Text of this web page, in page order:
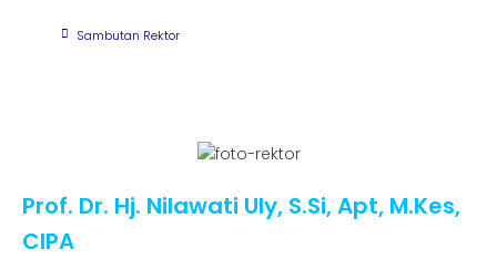
Sambutan Rektor
Prof. Dr. Hj. Nilawati Uly, S.Si, Apt, M.Kes,
CIPA